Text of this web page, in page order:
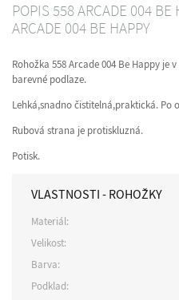
POPIS 558 ARCADE 004
ARCADE 004 BE HAPPY
Rohožka 558 Arcade 004 Be Happy
barevné podlaze.
Lehká,snadno čistitelná,praktická.
Rubová strana je protiskluzná.
Potisk.
VLASTNOSTI - ROHOŽKY
Materiál:
Velikost:
Barva:
Podklad: